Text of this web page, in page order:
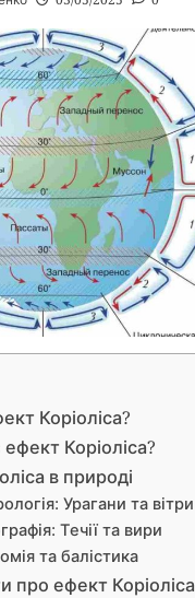
Коріоліса?
Коріоліса?
в природі
Урагани та вітри
Течії та вири
та балістика
про ефект Коріоліса